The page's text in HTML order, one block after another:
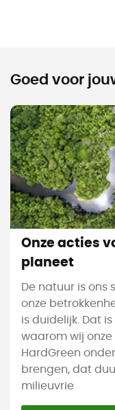
Goed voor
Onze acties
planeet
De natuur is ons
onze
is duidelijk. Dat
waarom wij
HardGreen
brengen, dat
milieuvrie